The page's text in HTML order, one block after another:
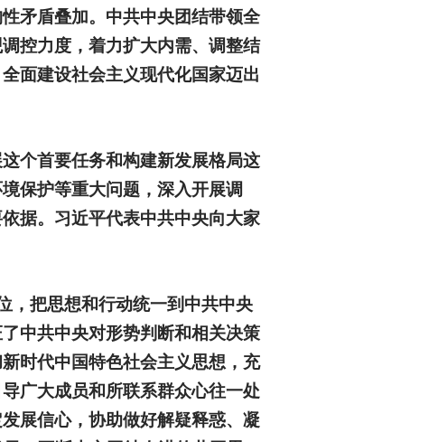
矛盾叠加。中共中央团结带领全
控力度，着力扩大内需、调整结
面建设社会主义现代化国家迈出
个首要任务和构建新发展格局这
保护等重大问题，深入开展调
据。习近平代表中共中央向大家
，把思想和行动统一到中共中央
中共中央对形势判断和相关决策
时代中国特色社会主义思想，充
广大成员和所联系群众心往一处
展信心，协助做好解疑释惑、凝